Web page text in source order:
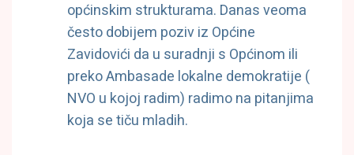
općinskim strukturama. Danas veoma
često dobijem poziv iz Općine
Zavidovići da u suradnji s Općinom ili
preko Ambasade lokalne demokratije (
NVO u kojoj radim) radimo na pitanjima
koja se tiču mladih.